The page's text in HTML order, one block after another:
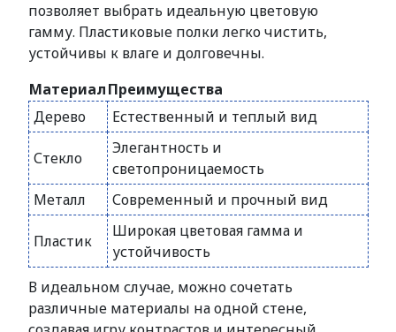
позволяет выбрать идеальную цветовую
гамму. Пластиковые полки легко чистить,
устойчивы к влаге и долговечны.
МатериалПреимущества
Дерево
Естественный и теплый вид
Стекло
Элегантность и
светопроницаемость
Металл
Современный и прочный вид
Пластик
Широкая цветовая гамма и
устойчивость
В идеальном случае, можно сочетать
различные материалы на одной стене,